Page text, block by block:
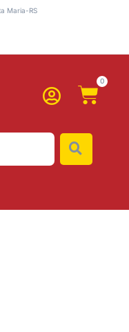
Maria-RS
0